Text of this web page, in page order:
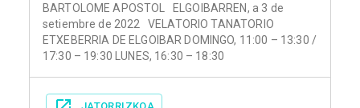
BARTOLOME APOSTOL ELGOIBARREN, a 3 de
setiembre de 2022 VELATORIO TANATORIO
ETXEBERRIA DE ELGOIBAR DOMINGO, 11:00 – 13:30 /
17:30 – 19:30 LUNES, 16:30 – 18:30